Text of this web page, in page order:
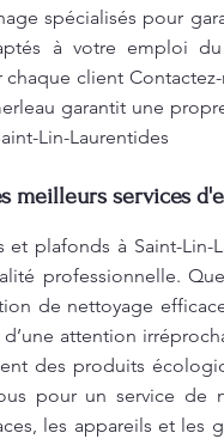
spécialisés pour
à votre emploi
chaque client
garantit une
Lin-Laurentides
meilleurs services
et plafonds à Saint-
professionnelle.
de nettoyage
attention
des produits
pour un service
les appareils et les